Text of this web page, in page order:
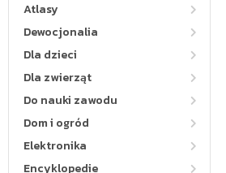
Atlasy
Dewocjonalia
Dla dzieci
Dla zwierząt
Do nauki zawodu
Dom i ogród
Elektronika
Encyklopedie